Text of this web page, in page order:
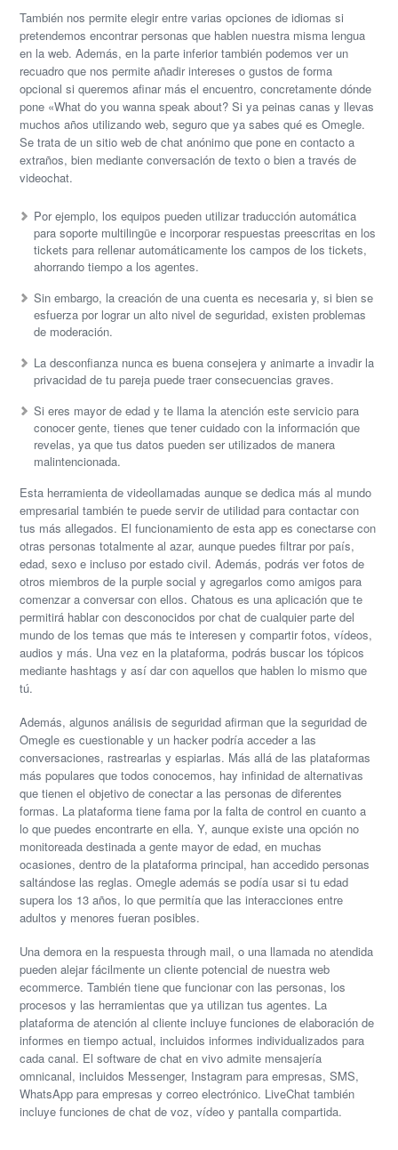
También nos permite elegir entre varias opciones de idiomas si
pretendemos encontrar personas que hablen nuestra misma lengua
en la web. Además, en la parte inferior también podemos ver un
recuadro que nos permite añadir intereses o gustos de forma
opcional si queremos afinar más el encuentro, concretamente dónde
pone «What do you wanna speak about? Si ya peinas canas y llevas
muchos años utilizando web, seguro que ya sabes qué es Omegle.
Se trata de un sitio web de chat anónimo que pone en contacto a
extraños, bien mediante conversación de texto o bien a través de
videochat.
Por ejemplo, los equipos pueden utilizar traducción automática
para soporte multilingüe e incorporar respuestas preescritas en los
tickets para rellenar automáticamente los campos de los tickets,
ahorrando tiempo a los agentes.
Sin embargo, la creación de una cuenta es necesaria y, si bien se
esfuerza por lograr un alto nivel de seguridad, existen problemas
de moderación.
La desconfianza nunca es buena consejera y animarte a invadir la
privacidad de tu pareja puede traer consecuencias graves.
Si eres mayor de edad y te llama la atención este servicio para
conocer gente, tienes que tener cuidado con la información que
revelas, ya que tus datos pueden ser utilizados de manera
malintencionada.
Esta herramienta de videollamadas aunque se dedica más al mundo
empresarial también te puede servir de utilidad para contactar con
tus más allegados. El funcionamiento de esta app es conectarse con
otras personas totalmente al azar, aunque puedes filtrar por país,
edad, sexo e incluso por estado civil. Además, podrás ver fotos de
otros miembros de la purple social y agregarlos como amigos para
comenzar a conversar con ellos. Chatous es una aplicación que te
permitirá hablar con desconocidos por chat de cualquier parte del
mundo de los temas que más te interesen y compartir fotos, vídeos,
audios y más. Una vez en la plataforma, podrás buscar los tópicos
mediante hashtags y así dar con aquellos que hablen lo mismo que
tú.
Además, algunos análisis de seguridad afirman que la seguridad de
Omegle es cuestionable y un hacker podría acceder a las
conversaciones, rastrearlas y espiarlas. Más allá de las plataformas
más populares que todos conocemos, hay infinidad de alternativas
que tienen el objetivo de conectar a las personas de diferentes
formas. La plataforma tiene fama por la falta de control en cuanto a
lo que puedes encontrarte en ella. Y, aunque existe una opción no
monitoreada destinada a gente mayor de edad, en muchas
ocasiones, dentro de la plataforma principal, han accedido personas
saltándose las reglas. Omegle además se podía usar si tu edad
supera los 13 años, lo que permitía que las interacciones entre
adultos y menores fueran posibles.
Una demora en la respuesta through mail, o una llamada no atendida
pueden alejar fácilmente un cliente potencial de nuestra web
ecommerce. También tiene que funcionar con las personas, los
procesos y las herramientas que ya utilizan tus agentes. La
plataforma de atención al cliente incluye funciones de elaboración de
informes en tiempo actual, incluidos informes individualizados para
cada canal. El software de chat en vivo admite mensajería
omnicanal, incluidos Messenger, Instagram para empresas, SMS,
WhatsApp para empresas y correo electrónico. LiveChat también
incluye funciones de chat de voz, vídeo y pantalla compartida.